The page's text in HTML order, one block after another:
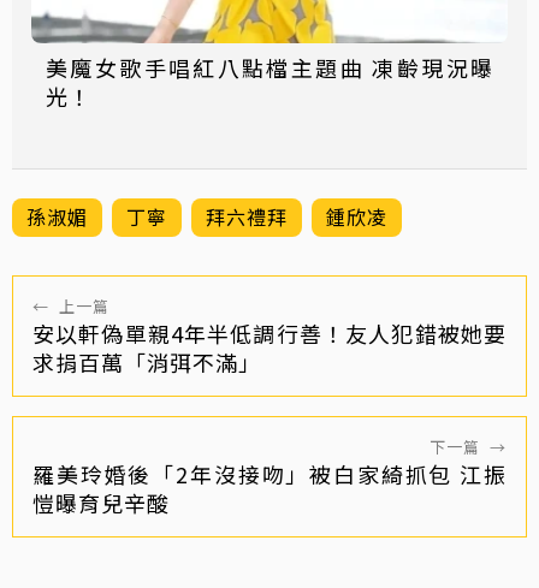
美魔女歌手唱紅八點檔主題曲 凍齡現況曝
光！
孫淑媚 丁寧 拜六禮拜 鍾欣凌
← 上一篇
安以軒偽單親4年半低調行善！友人犯錯被她要
求捐百萬「消弭不滿」
下一篇 →
羅美玲婚後「2年沒接吻」被白家綺抓包 江振
愷曝育兒辛酸